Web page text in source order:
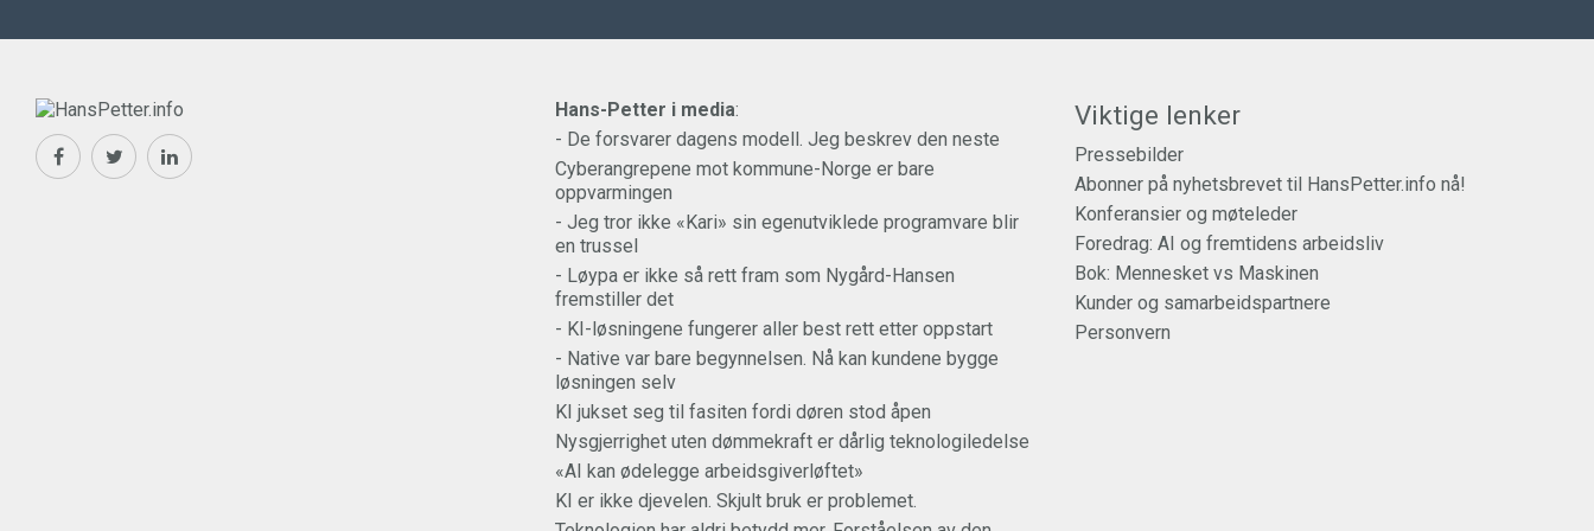
Hans-Petter i media:
- De forsvarer dagens modell. Jeg beskrev den neste
Cyberangrepene mot kommune-Norge er bare
oppvarmingen
- Jeg tror ikke «Kari» sin egenutviklede programvare blir
en trussel
- Løypa er ikke så rett fram som Nygård-Hansen
fremstiller det
- KI-løsningene fungerer aller best rett etter oppstart
- Native var bare begynnelsen. Nå kan kundene bygge
løsningen selv
KI jukset seg til fasiten fordi døren stod åpen
Nysgjerrighet uten dømmekraft er dårlig teknologiledelse
«AI kan ødelegge arbeidsgiverløftet»
KI er ikke djevelen. Skjult bruk er problemet.
Viktige lenker
Pressebilder
Abonner på nyhetsbrevet til HansPetter.info nå!
Konferansier og møteleder
Foredrag: AI og fremtidens arbeidsliv
Bok: Mennesket vs Maskinen
Kunder og samarbeidspartnere
Personvern